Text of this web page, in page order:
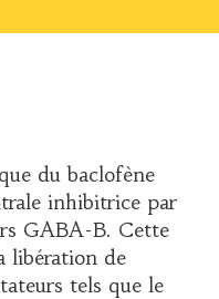
du baclofène
inhibitrice par
GABA-B. Cette
libération de
tels que le